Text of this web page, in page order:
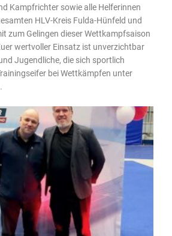
Kampfrichter sowie alle Helferinnen
HLV-Kreis Fulda-Hünfeld und
zum Gelingen dieser Wettkampfsaison
wertvoller Einsatz ist unverzichtbar
Jugendliche, die sich sportlich
bei Wettkämpfen unter